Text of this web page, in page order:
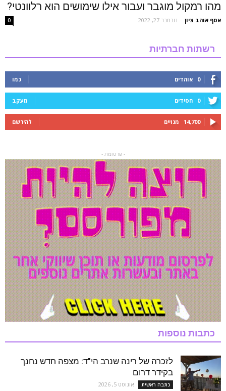
מהו רמקול מוגבר ועבור אילו שימושים הוא רלוונטי?
אסף אוהב ציון - נובמבר 27, 2022 0
רשתות חברתיות
0 אוהדים כמו
0 חסידים מעקב
14,700 מנויים להירשם
- פרסומת -
כתבות נוספות
לזכרה של רינה שנרב הי"ד: מצפה חדש נחנך
בקידר דרום
כתבה ראשית אוגוסט 5, 2026